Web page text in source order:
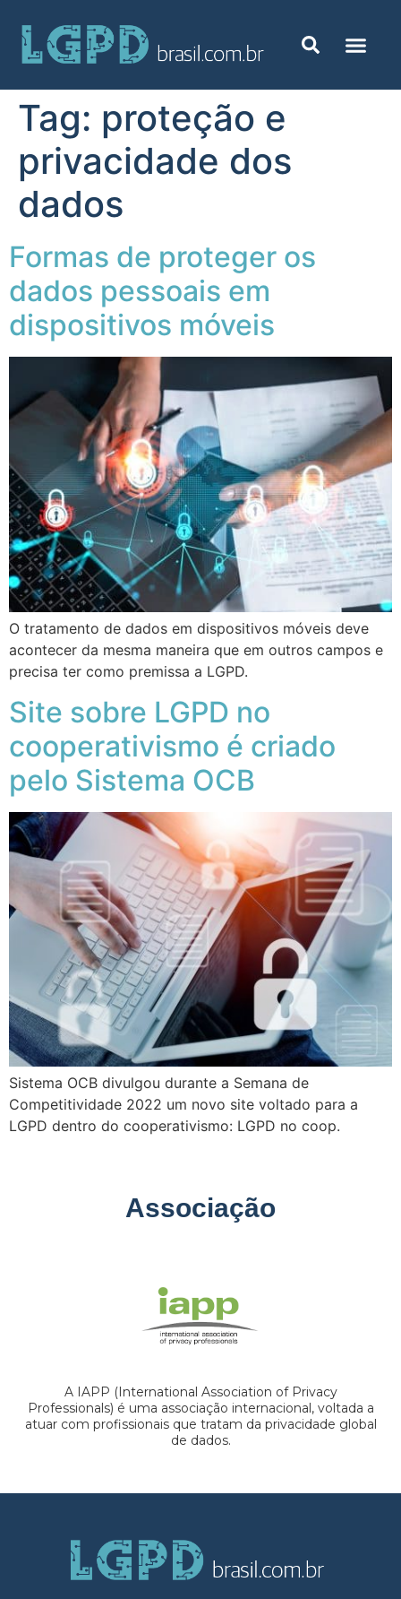
Tag: proteção e
privacidade dos
dados
Formas de proteger os
dados pessoais em
dispositivos móveis
O tratamento de dados em dispositivos móveis deve
acontecer da mesma maneira que em outros campos e
precisa ter como premissa a LGPD.
Site sobre LGPD no
cooperativismo é criado
pelo Sistema OCB
Sistema OCB divulgou durante a Semana de
Competitividade 2022 um novo site voltado para a
LGPD dentro do cooperativismo: LGPD no coop.
Associação
A IAPP (International Association of Privacy
Professionals) é uma associação internacional, voltada a
atuar com profissionais que tratam da privacidade global
de dados.